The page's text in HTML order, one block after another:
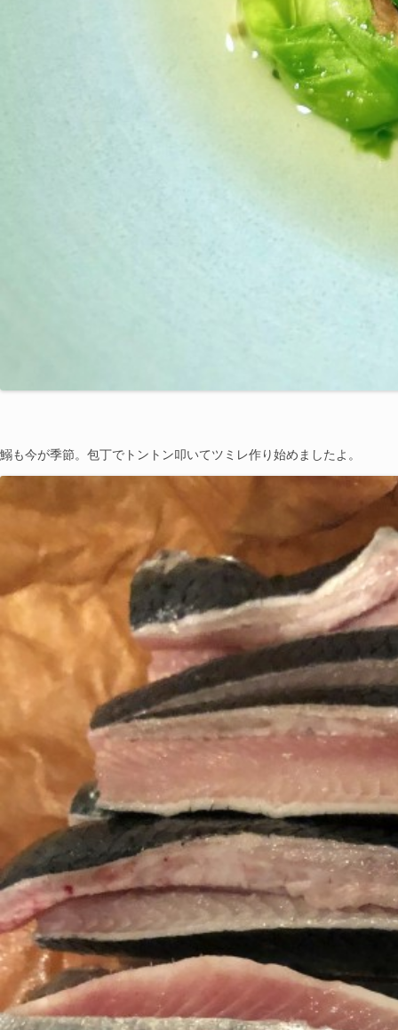
鰯も今が季節。包丁でトントン叩いてツミレ作り始めましたよ。